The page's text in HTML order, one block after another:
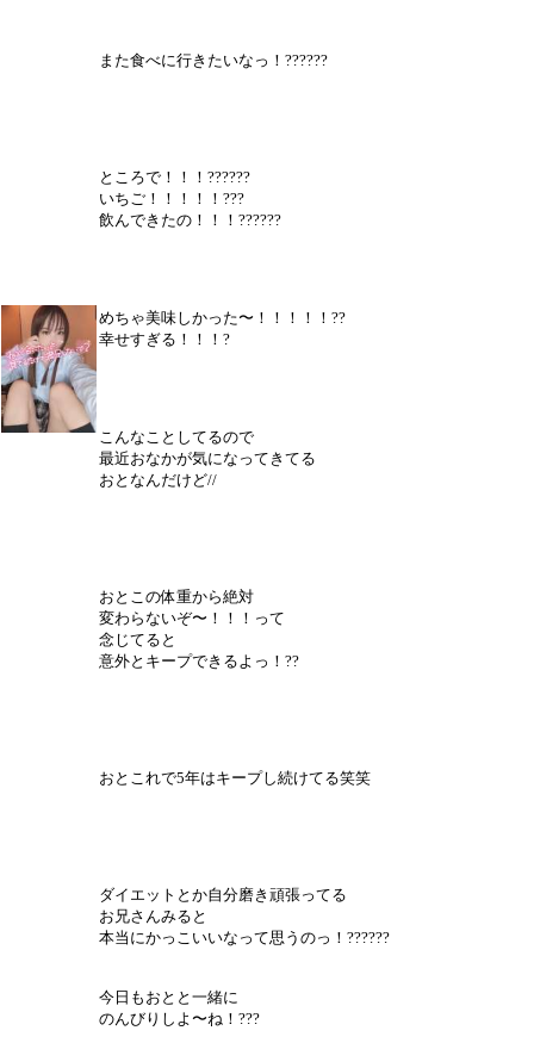
また食べに行きたいなっ！??????
ところで！！！??????
いちご！！！！！???
飲んできたの！！！??????
めちゃ美味しかった〜！！！！！??
幸せすぎる！！！?
こんなことしてるので
最近おなかが気になってきてる
おとなんだけど//
おとこの体重から絶対
変わらないぞ〜！！！って
念じてると
意外とキープできるよっ！??
おとこれで5年はキープし続けてる笑笑
ダイエットとか自分磨き頑張ってる
お兄さんみると
本当にかっこいいなって思うのっ！??????
今日もおとと一緒に
のんびりしよ〜ね！???